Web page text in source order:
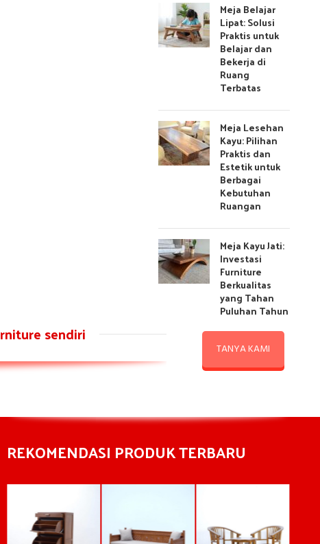
Meja Belajar
Lipat: Solusi
Praktis untuk
Belajar dan
Bekerja di
Ruang
Terbatas
Meja Lesehan
Kayu: Pilihan
Praktis dan
Estetik untuk
Berbagai
Kebutuhan
Ruangan
Meja Kayu Jati:
Investasi
Furniture
Berkualitas
yang Tahan
Puluhan Tahun
sendiri
TANYA KAMI
REKOMENDASI PRODUK TERBARU